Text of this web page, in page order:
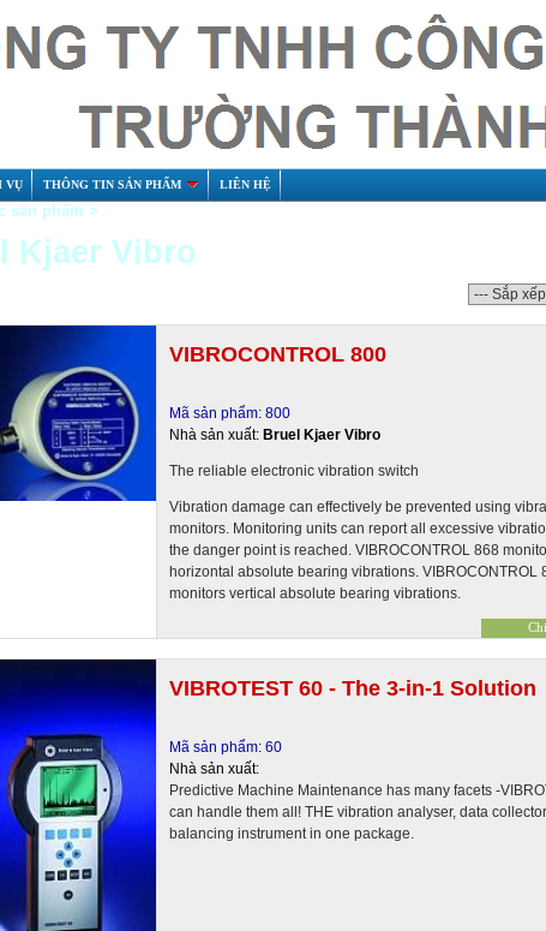
VỤ THÔNG TIN SẢN PHẨM LIÊN HỆ
sản phẩm >
Kjaer Vibro
VIBROCONTROL 800
Mã sản phẩm: 800
Nhà sản xuất: Bruel Kjaer Vibro
The reliable electronic vibration switch
Vibration damage can effectively be prevented using
monitors. Monitoring units can report all excessive
the danger point is reached. VIBROCONTROL 868
horizontal absolute bearing vibrations. VIBROCONTROL
monitors vertical absolute bearing vibrations.
VIBROTEST 60 - The 3-in-1 Solution
Mã sản phẩm: 60
Nhà sản xuất:
Predictive Machine Maintenance has many facets -
can handle them all! THE vibration analyser, data
balancing instrument in one package.